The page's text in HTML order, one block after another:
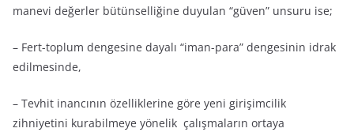
manevi değerler bütünselliğine duyulan “güven” unsuru ise;
– Fert-toplum dengesine dayalı “iman-para” dengesinin idrak
edilmesinde,
– Tevhit inancının özelliklerine göre yeni girişimcilik
zihniyetini kurabilmeye yönelik çalışmaların ortaya